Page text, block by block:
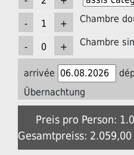
Chambre
Chambre
arrivée
Übernachtung
Preis pro Person:
Gesamtpreiss: 2.059,00